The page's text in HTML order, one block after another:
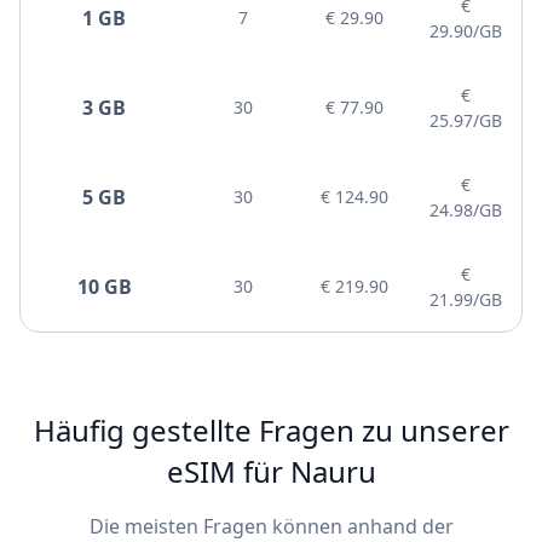
1 GB 7 € 29.90
€
29.90/GB
3 GB 30 € 77.90
€
25.97/GB
5 GB 30 € 124.90
€
24.98/GB
10 GB 30 € 219.90
€
21.99/GB
Häufig gestellte Fragen zu unserer
eSIM für Nauru
Die meisten Fragen können anhand der